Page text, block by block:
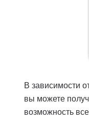
В зависимости
вы можете
возможность